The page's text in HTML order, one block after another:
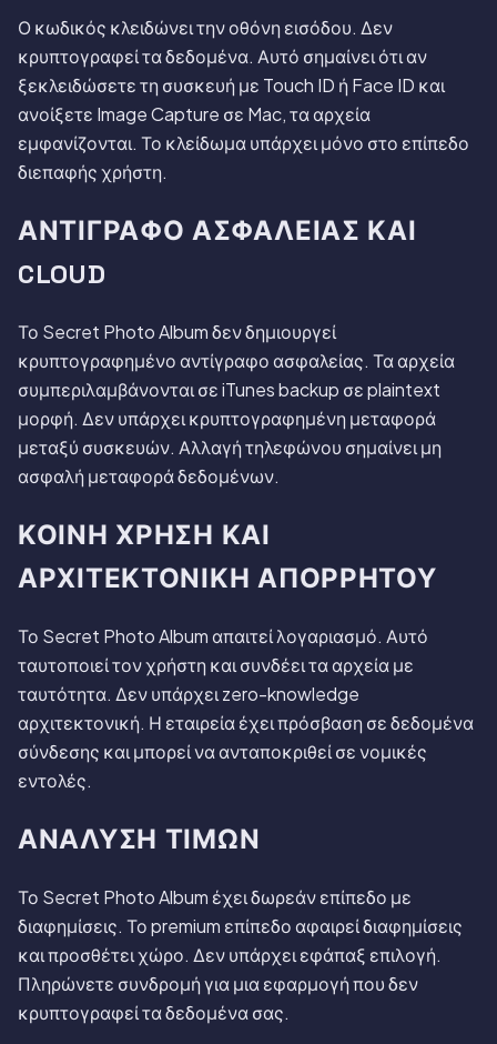
Ο κωδικός κλειδώνει την οθόνη εισόδου. Δεν
κρυπτογραφεί τα δεδομένα. Αυτό σημαίνει ότι αν
ξεκλειδώσετε τη συσκευή με Touch ID ή Face ID και
ανοίξετε Image Capture σε Mac, τα αρχεία
εμφανίζονται. Το κλείδωμα υπάρχει μόνο στο επίπεδο
διεπαφής χρήστη.
ΑΝΤΊΓΡΑΦΟ ΑΣΦΑΛΕΊΑΣ ΚΑΙ
CLOUD
Το Secret Photo Album δεν δημιουργεί
κρυπτογραφημένο αντίγραφο ασφαλείας. Τα αρχεία
συμπεριλαμβάνονται σε iTunes backup σε plaintext
μορφή. Δεν υπάρχει κρυπτογραφημένη μεταφορά
μεταξύ συσκευών. Αλλαγή τηλεφώνου σημαίνει μη
ασφαλή μεταφορά δεδομένων.
ΚΟΙΝΉ ΧΡΉΣΗ ΚΑΙ
ΑΡΧΙΤΕΚΤΟΝΙΚΉ ΑΠΟΡΡΉΤΟΥ
Το Secret Photo Album απαιτεί λογαριασμό. Αυτό
ταυτοποιεί τον χρήστη και συνδέει τα αρχεία με
ταυτότητα. Δεν υπάρχει zero-knowledge
αρχιτεκτονική. Η εταιρεία έχει πρόσβαση σε δεδομένα
σύνδεσης και μπορεί να ανταποκριθεί σε νομικές
εντολές.
ΑΝΆΛΥΣΗ ΤΙΜΏΝ
Το Secret Photo Album έχει δωρεάν επίπεδο με
διαφημίσεις. Το premium επίπεδο αφαιρεί διαφημίσεις
και προσθέτει χώρο. Δεν υπάρχει εφάπαξ επιλογή.
Πληρώνετε συνδρομή για μια εφαρμογή που δεν
κρυπτογραφεί τα δεδομένα σας.